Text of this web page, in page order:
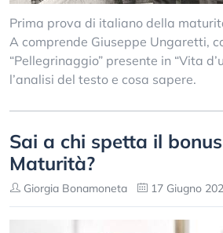
Prima prova di italiano della
A comprende Giuseppe Ungaretti,
“Pellegrinaggio” presente in “Vita
l’analisi del testo e cosa sapere.
Sai a chi spetta il
Maturità?
Giorgia Bonamoneta 17 Giugno